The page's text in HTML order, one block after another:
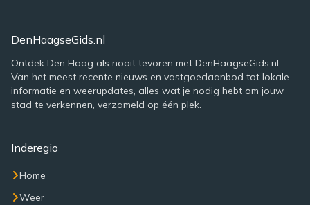
DenHaagseGids.nl
Ontdek Den Haag als nooit tevoren met DenHaagseGids.nl.
Van het meest recente nieuws en vastgoedaanbod tot lokale
informatie en weerupdates, alles wat je nodig hebt om jouw
stad te verkennen, verzameld op één plek.
Inderegio
Home
Weer